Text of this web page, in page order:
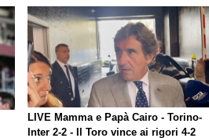
LIVE Mamma e Papà Cairo - Torino-
Inter 2-2 - Il Toro vince ai rigori 4-2